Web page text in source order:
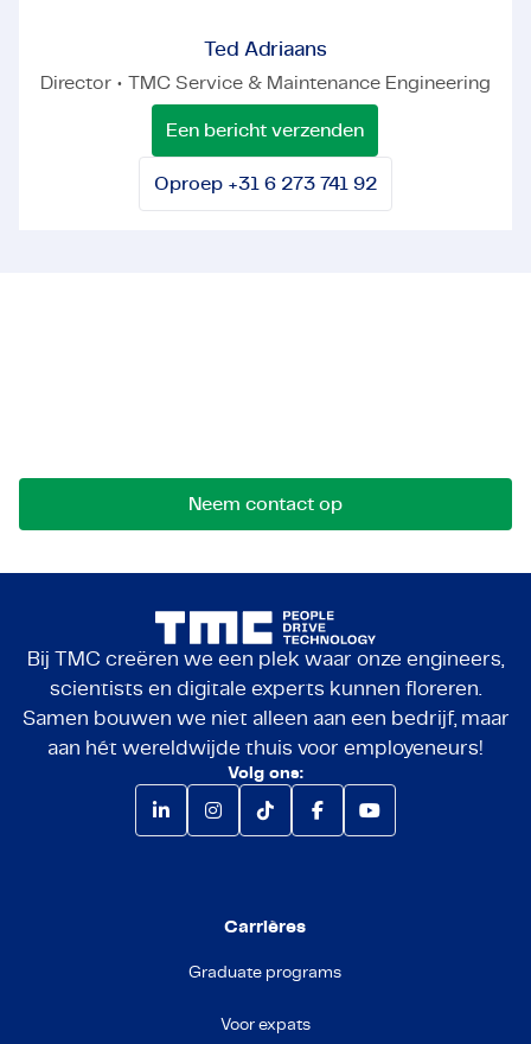
Ted Adriaans
Director • TMC Service & Maintenance Engineering
Een bericht verzenden
Oproep +31 6 273 741 92
Neem contact op
Bij TMC creëren we een plek waar onze engineers,
scientists en digitale experts kunnen floreren.
Samen bouwen we niet alleen aan een bedrijf, maar
aan hét wereldwijde thuis voor employeneurs!
Volg ons:
Carrières
Graduate programs
Voor expats